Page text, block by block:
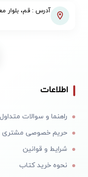
آدرس : قم، بلوار
اطلاعات
راهنما و سوالات متداول
حریم خصوصی مشتری
شرایط و قوانین
نحوه خرید کتاب